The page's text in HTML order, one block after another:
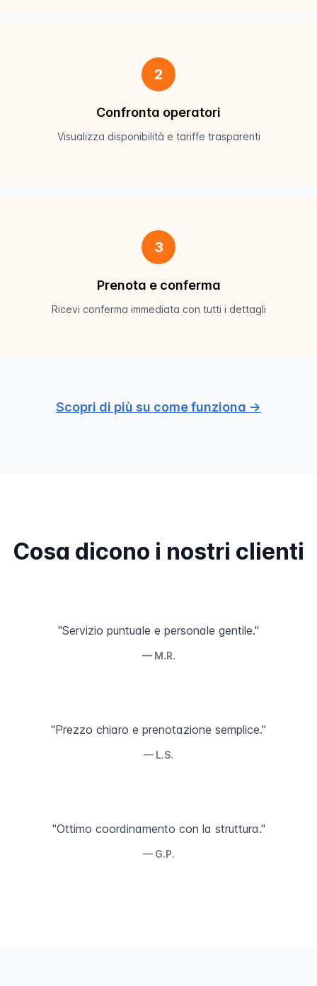
2
Confronta operatori
Visualizza disponibilità e tariffe trasparenti
3
Prenota e conferma
Ricevi conferma immediata con tutti i dettagli
Scopri di più su come funziona →
Cosa dicono i nostri clienti
"Servizio puntuale e personale gentile."
— M.R.
"Prezzo chiaro e prenotazione semplice."
— L.S.
"Ottimo coordinamento con la struttura."
— G.P.